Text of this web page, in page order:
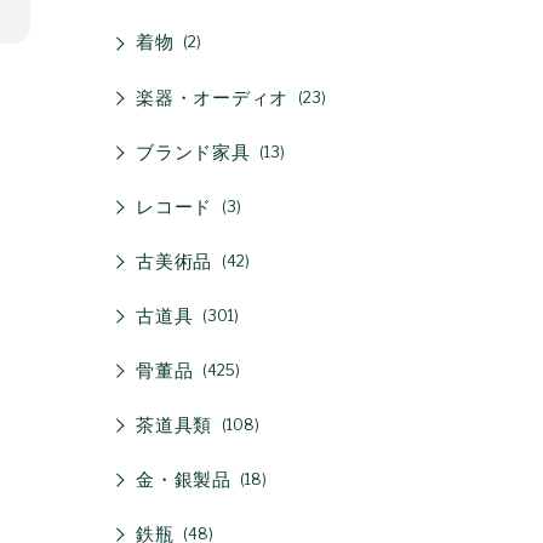
着物 2
楽器・オーディオ 23
ブランド家具 13
レコード 3
古美術品 42
古道具 301
骨董品 425
茶道具類 108
金・銀製品 18
鉄瓶 48